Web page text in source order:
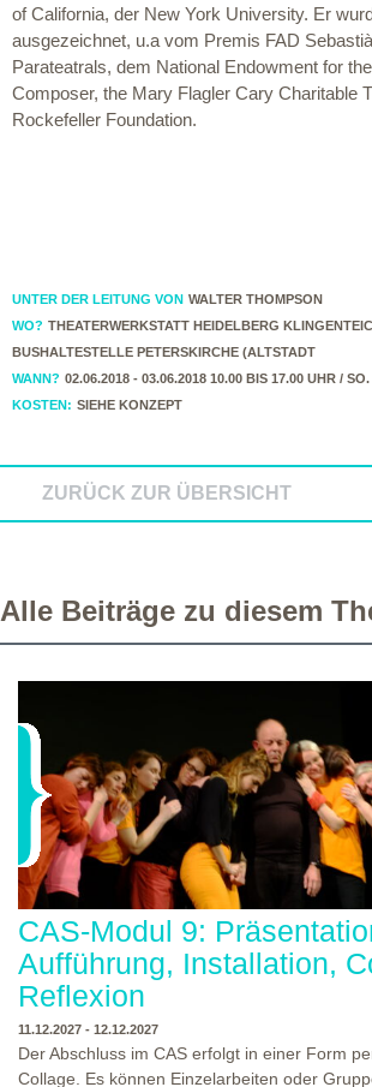
of California, der New York University. Er
ausgezeichnet, u.a vom Premis FAD
Parateatrals, dem National Endowment for
Composer, the Mary Flagler Cary Charitable
Rockefeller Foundation.
UNTER DER LEITUNG VON WALTER THOMPSON
WO? THEATERWERKSTATT HEIDELBERG
BUSHALTESTELLE PETERSKIRCHE (ALTSTADT
WANN? 02.06.2018 - 03.06.2018 10.00 BIS 17.00 UHR /
KOSTEN: SIEHE KONZEPT
ZURÜCK ZUR ÜBERSICHT
Alle Beiträge zu diesem
CAS-Modul 9:
Aufführung, Installation,
Reflexion
11.12.2027 - 12.12.2027
Der Abschluss im CAS erfolgt in einer Form
Collage. Es können Einzelarbeiten oder